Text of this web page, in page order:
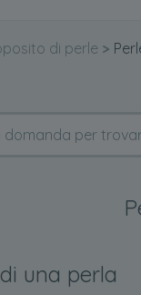
di perle >
una perla